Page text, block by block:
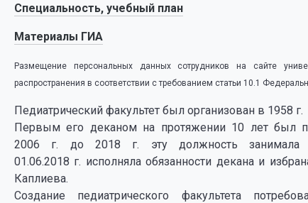
Специальность, учебный план
Материалы ГИА
Размещение персональных данных сотрудников на сайте
распространения в соответствии с требованием статьи 10.1
Педиатрический факультет был организован в 1958 г.
Первым его деканом на протяжении 10 лет был
2006 г. до 2018 г. эту должность занимала
01.06.2018 г. исполняла обязанности декана и
Каплиева.
Создание педиатрического факультета